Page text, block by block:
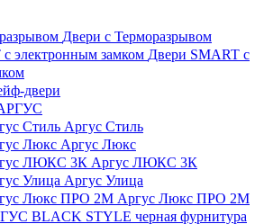
Двери с Терморазрывом
Двери SMART с
двери
Аргус Стиль
Аргус Люкс
Аргус ЛЮКС 3К
Аргус Улица
Аргус Люкс ПРО 2М